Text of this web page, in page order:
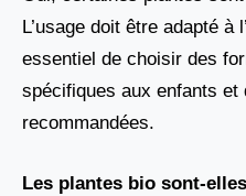
L’usage doit être adapté à
essentiel de choisir des
spécifiques aux enfants
recommandées.
Les plantes bio sont-